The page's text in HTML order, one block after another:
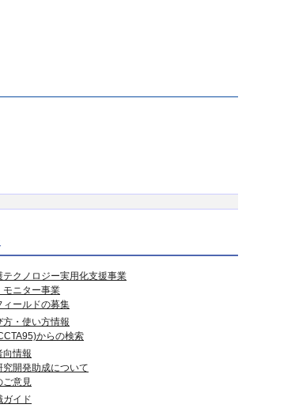
テクノロジー実用化支援事業
モニター事業
ィールドの募集
・使い方情報
からの検索
向情報
究開発助成について
ご意見
ガイド